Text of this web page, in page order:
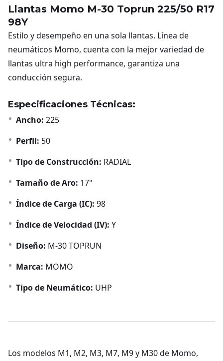
Llantas Momo M-30 Toprun 225/50 R17
98Y
Estilo y desempeño en una sola llantas. Línea de
neumáticos Momo, cuenta con la mejor variedad de
llantas ultra high performance, garantiza una
conducción segura.
Especificaciones Técnicas:
Ancho: 225
Perfil: 50
Tipo de Construcción: RADIAL
Tamaño de Aro: 17"
Índice de Carga (IC): 98
Índice de Velocidad (IV): Y
Diseño: M-30 TOPRUN
Marca: MOMO
Tipo de Neumático: UHP
Los modelos M1, M2, M3, M7, M9 y M30 de Momo,